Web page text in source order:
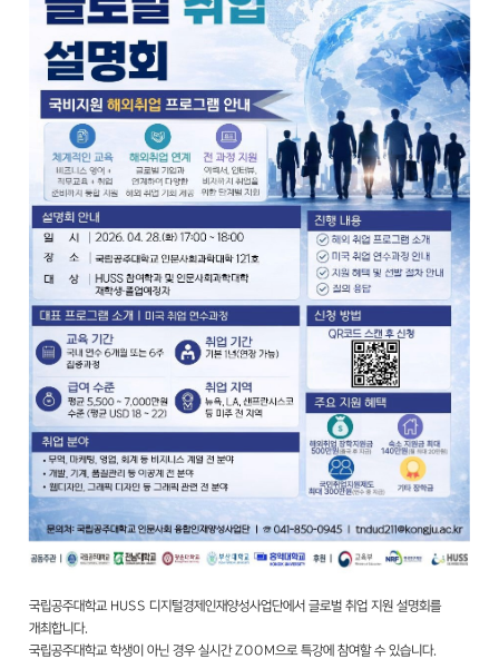
국립공주대학교 HUSS 디지털경제인재양성사업단에서 글로벌 취업 지원 설명회를
개최합니다.
국립공주대학교 학생이 아닌 경우 실시간 ZOOM으로 특강에 참여할 수 있습니다.